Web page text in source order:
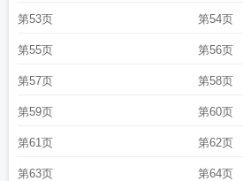
第53页 第54页
第55页 第56页
第57页 第58页
第59页 第60页
第61页 第62页
第63页 第64页